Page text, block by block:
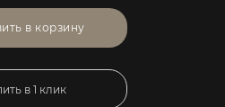
в корзину
в 1 клик